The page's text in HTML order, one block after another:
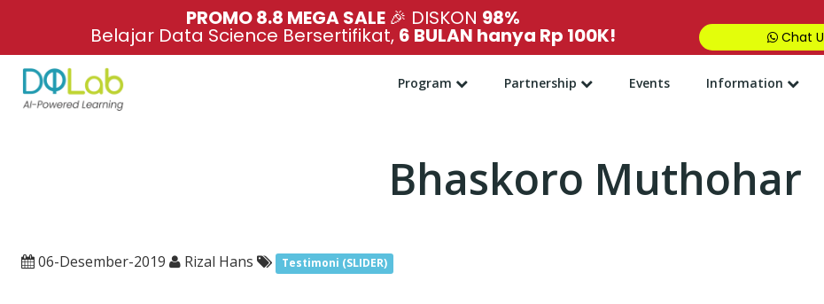
PROMO 8.8 MEGA SALE 🎉 DISKON 98%
Belajar Data Science Bersertifikat, 6 BULAN hanya Rp 100K! Chat
Program Partnership Events Information
Bhaskoro Muthohar
06-Desember-2019 Rizal Hans Testimoni (SLIDER)